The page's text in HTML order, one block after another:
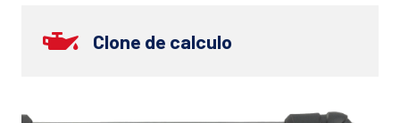
Clone de calculo